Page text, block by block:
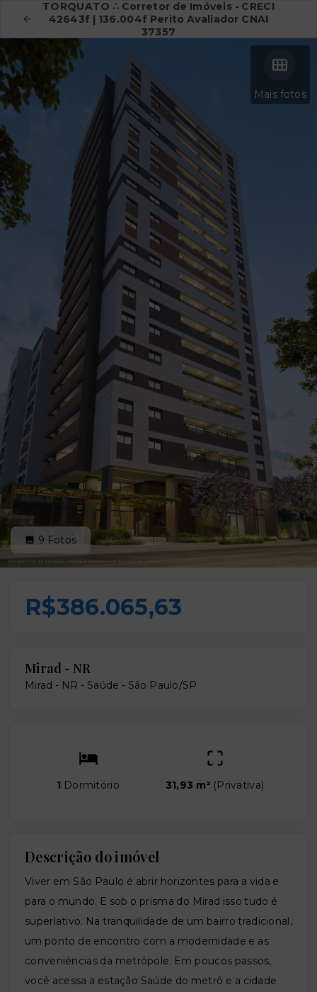
TORQUATO ∴ Corretor de Imóveis - CRECI
42643f | 136.004f Perito Avaliador CNAI
37357
Mais fotos
9 Fotos
R$386.065,63
Mirad - NR
Mirad - NR - Saúde - São Paulo/SP
1 Dormitório 31,93 m² (Privativa)
Descrição do imóvel
Viver em São Paulo é abrir horizontes para a vida e
para o mundo. E sob o prisma do Mirad isso tudo é
superlativo. Na tranquilidade de um bairro tradicional,
um ponto de encontro com a modernidade e as
conveniências da metrópole. Em poucos passos,
você acessa a estação Saúde do metrô e a cidade